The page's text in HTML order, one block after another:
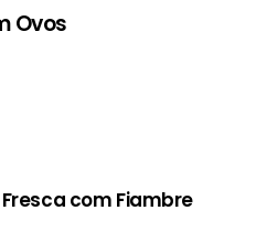
Ovos
com Fiambre